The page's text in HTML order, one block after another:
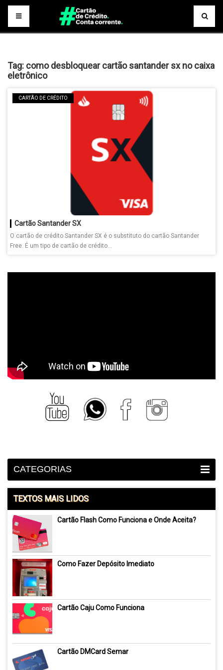
Tag: como desbloquear cartão santander sx no caixa
eletrônico
CARTÃO DE CRÉDITO
Cartão Santander SX
O cartão de crédito Santander SX é o substituto do cartão Santander
Free. É um tipo de cartão de crédito...
CATEGORIAS
TEXTOS MAIS LIDOS
Cartão Flash Como Funciona e Onde Aceita?
Como Fazer Depósito Imediato
Cartão Caju Como Funciona
Cartão DMCard Semar